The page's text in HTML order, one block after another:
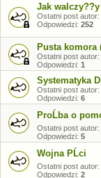
Jak
Ostatni post autor:
Odpowiedzi: 252
Pusta komora
Ostatni post autor:
Odpowiedzi: 1
Systematyka
Ostatni post autor:
Odpowiedzi: 6
ProĹba o
Ostatni post autor:
Odpowiedzi: 5
Wojna PĹci
Ostatni post autor:
Odpowiedzi: 2